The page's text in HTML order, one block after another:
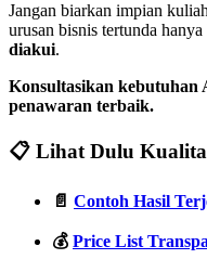
Jangan biarkan impian
urusan bisnis tertunda
diakui.
Konsultasikan
penawaran terbaik.
📋 Lihat Dulu
📄 Contoh Hasil
💰 Price List